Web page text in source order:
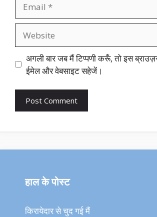
अगली बार जब मैं टिप्पणी करूँ, तो इस
ईमेल और वेबसाइट सहेजें।
हाल के पोस्ट
किरायेदार से चुद गई मैं